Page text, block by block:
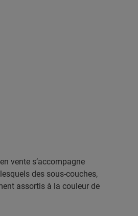
vente s’accompagne
des sous-couches,
assortis à la couleur de